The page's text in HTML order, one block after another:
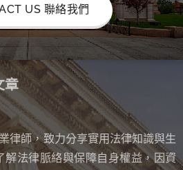
US 聯絡我們
章
律師，致力分享實用法律知識與生
解法律脈絡與保障自身權益，因資